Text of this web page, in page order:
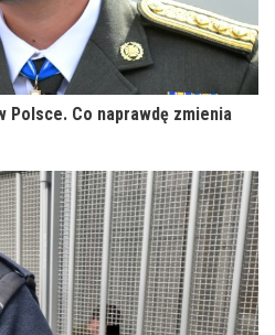
Polsce. Co naprawdę zmienia